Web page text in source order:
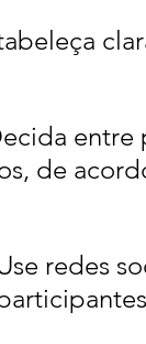
entre
de
redes